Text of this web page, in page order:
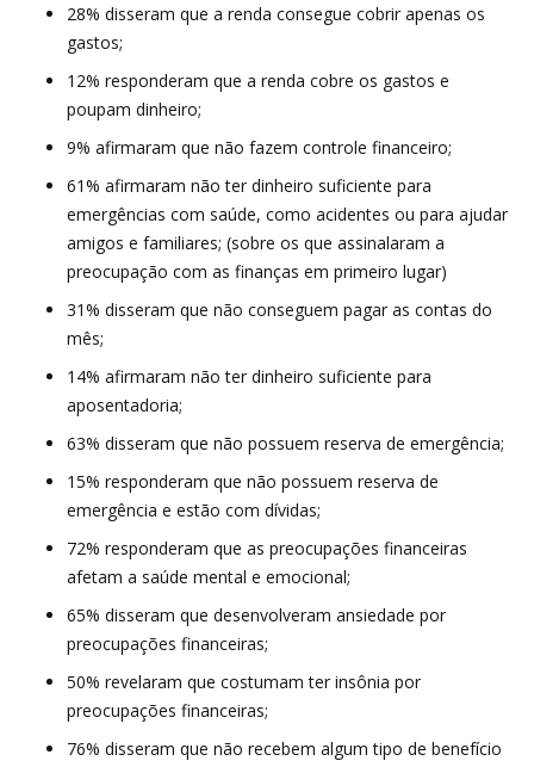
28% disseram que a renda consegue cobrir apenas os
gastos;
12% responderam que a renda cobre os gastos e
poupam dinheiro;
9% afirmaram que não fazem controle financeiro;
61% afirmaram não ter dinheiro suficiente para
emergências com saúde, como acidentes ou para ajudar
amigos e familiares; (sobre os que assinalaram a
preocupação com as finanças em primeiro lugar)
31% disseram que não conseguem pagar as contas do
mês;
14% afirmaram não ter dinheiro suficiente para
aposentadoria;
63% disseram que não possuem reserva de emergência;
15% responderam que não possuem reserva de
emergência e estão com dívidas;
72% responderam que as preocupações financeiras
afetam a saúde mental e emocional;
65% disseram que desenvolveram ansiedade por
preocupações financeiras;
50% revelaram que costumam ter insônia por
preocupações financeiras;
76% disseram que não recebem algum tipo de benefício